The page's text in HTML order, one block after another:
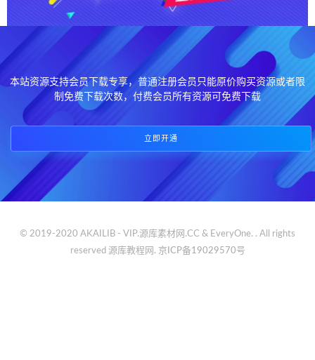
本站资源支持会员下载专享，普通注册会员只能原价购买资源或者限
制免费下载次数，付费会员所有资源可免费下载
立即开通
© 2019-2020 AKAILIB - VIP.源库素材网.CC & EveryOne. . All rights
reserved 源库教程网. 京ICP备19029570号